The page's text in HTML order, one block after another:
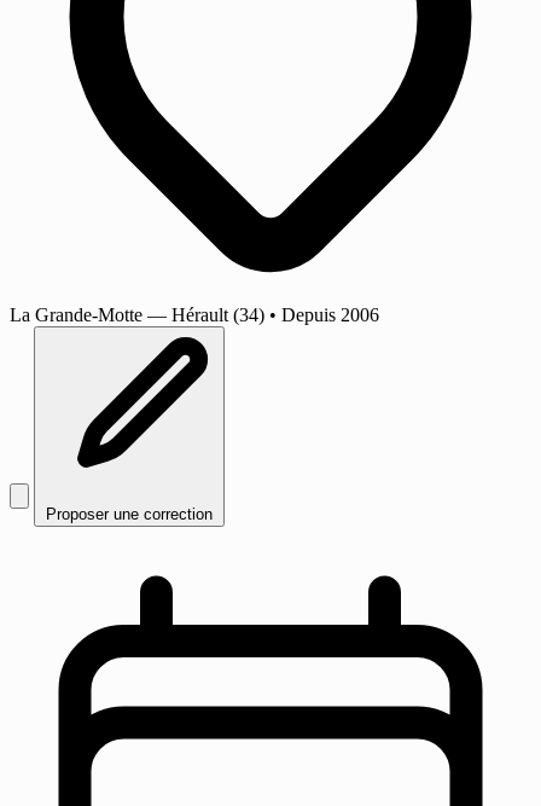
La Grande-Motte — Hérault (34) • Depuis 2006
Proposer une correction